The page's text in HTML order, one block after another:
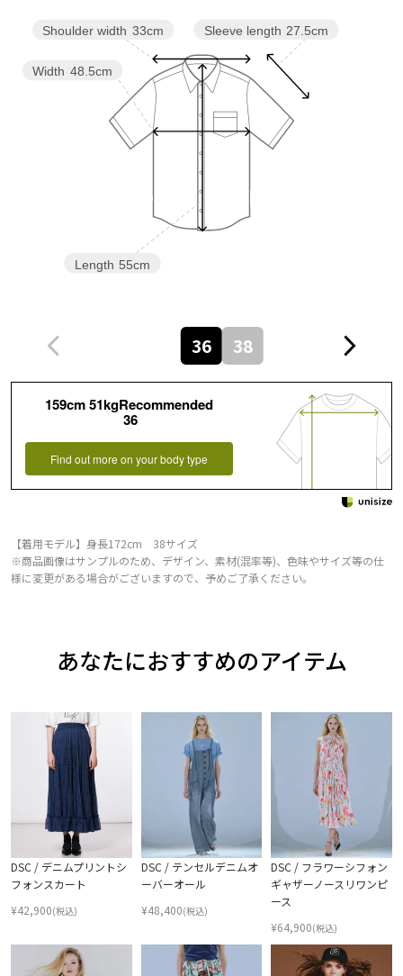
Sleeve length 27.5cm
Length 55cm
Width 48.5cm
Shoulder width 33cm
36 38
159cm 51kgRecommended
36
Find out more on your body type
【着用モデル】身長172cm 38サイズ
※商品画像はサンプルのため、デザイン、素材(混率等)、色味やサイズ等の仕
様に変更がある場合がございますので、予めご了承ください。
あなたにおすすめのアイテム
DSC / デニムプリントシ
フォンスカート
¥42,900(税込)
DSC / テンセルデニムオ
ーバーオール
¥48,400(税込)
DSC / フラワーシフォン
ギャザーノースリワンピ
ース
¥64,900(税込)